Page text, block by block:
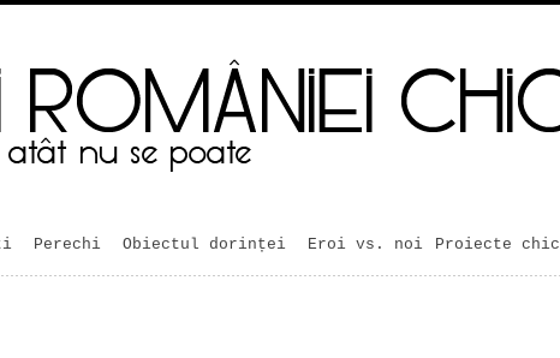
Perechi Obiectul dorinței Eroi vs. noi Proiecte chic